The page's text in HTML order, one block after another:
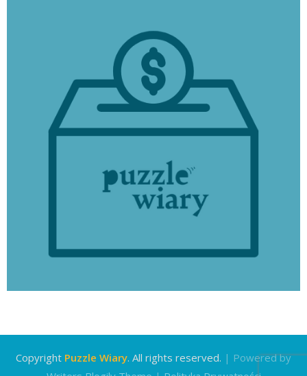
Copyright Puzzle Wiary. All rights reserved. | Powered by